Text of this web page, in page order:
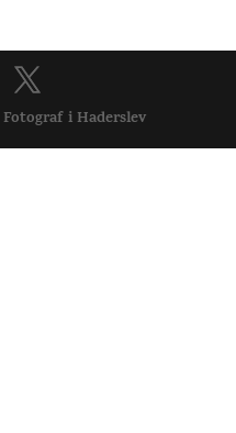
Fotograf i Haderslev